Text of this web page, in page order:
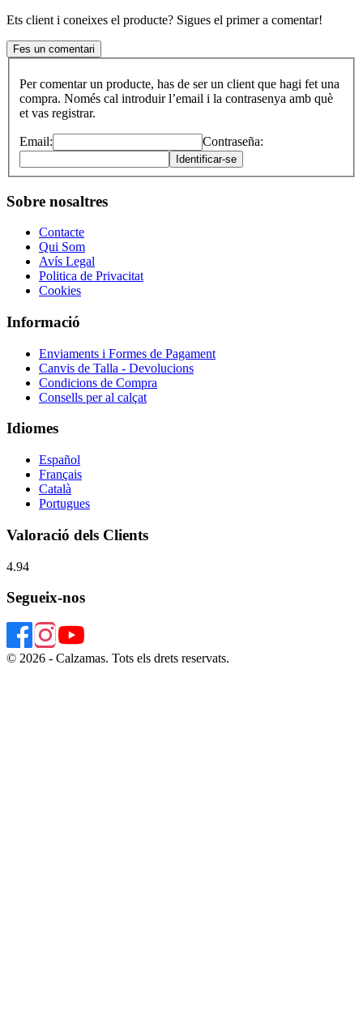
Ets client i coneixes el producte? Sigues el primer a comentar!
Fes un comentari
Per comentar un producte, has de ser un client que hagi fet una
compra. Només cal introduir l’email i la contrasenya amb què
et vas registrar.
Email: Contraseña:
Identificar-se
Sobre nosaltres
Contacte
Qui Som
Avís Legal
Politica de Privacitat
Cookies
Informació
Enviaments i Formes de Pagament
Canvis de Talla - Devolucions
Condicions de Compra
Consells per al calçat
Idiomes
Español
Français
Català
Portugues
Valoració dels Clients
4.94
Segueix-nos
© 2026 - Calzamas. Tots els drets reservats.